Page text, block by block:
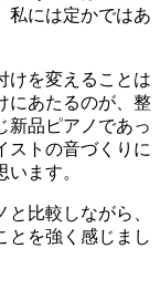
私には定かではあ
けを変えることは
にあたるのが、整
新品ピアノであっ
ストの音づくりに
ます。
比較しながら、
とを強く感じまし